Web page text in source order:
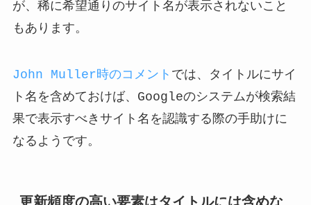
が、稀に希望通りのサイト名が表示されないこと
もあります。
John Muller時のコメント では、タイトルにサイ
ト名を含めておけば、Googleのシステムが検索結
果で表示すべきサイト名を認識する際の手助けに
なるようです。